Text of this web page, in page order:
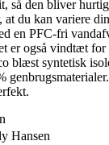
så den bliver
at du kan variere
en PFC-fri
er også vindtæt for
syntetisk
Hansen